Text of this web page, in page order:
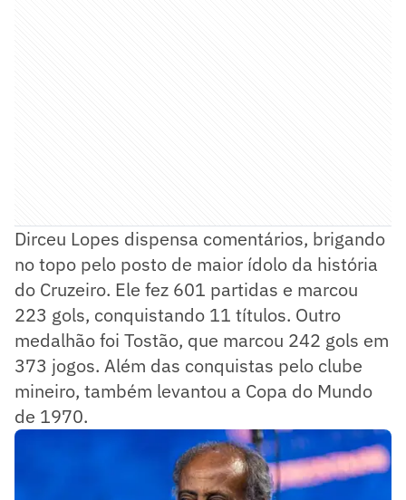
Dirceu Lopes dispensa comentários, brigando
no topo pelo posto de maior ídolo da história
do Cruzeiro. Ele fez 601 partidas e marcou
223 gols, conquistando 11 títulos. Outro
medalhão foi Tostão, que marcou 242 gols em
373 jogos. Além das conquistas pelo clube
mineiro, também levantou a Copa do Mundo
de 1970.